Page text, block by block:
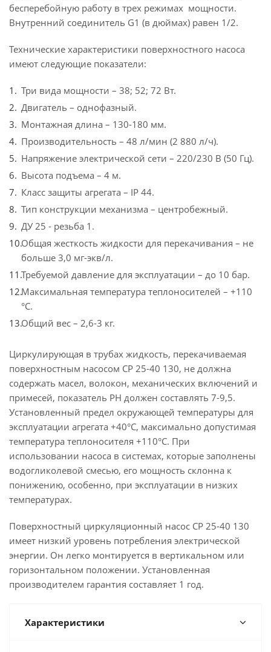
бесперебойную работу в трех режимах мощности.
Внутренний соединитель G1 (в дюймах) равен 1/2.
Технические характеристики поверхностного насоса
имеют следующие показатели:
Три вида мощности – 38; 52; 72 Вт.
Двигатель – однофазный.
Монтажная длина – 130-180 мм.
Производительность – 48 л/мин (2 880 л/ч).
Напряжение электрической сети – 220/230 В (50 Гц).
Высота подъема – 4 м.
Класс защиты агрегата – IP 44.
Тип конструкции механизма – центробежный.
ДУ 25 - резьба 1.
Общая жесткость жидкости для перекачивания – не
больше 3,0 мг-экв/л.
Требуемой давление для эксплуатации – до 10 бар.
Максимальная температура теплоносителей – +110
°C.
Общий вес – 2,6-3 кг.
Циркулирующая в трубах жидкость, перекачиваемая
поверхностным насосом CP 25-40 130, не должна
содержать масел, волокон, механических включений и
примесей, показатель РН должен составлять 7-9,5.
Установленный предел окружающей температуры для
эксплуатации агрегата +40°C, максимально допустимая
температура теплоносителя +110°C. При
использовании насоса в системах, которые заполнены
водогликолевой смесью, его мощность склонна к
понижению, особенно, при эксплуатации в низких
температурах.
Поверхностный циркуляционный насос CP 25-40 130
имеет низкий уровень потребления электрической
энергии. Он легко монтируется в вертикальном или
горизонтальном положении. Установленная
производителем гарантия составляет 1 год.
Характеристики